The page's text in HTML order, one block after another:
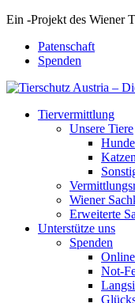
Ein -Projekt des Wiener
Patenschaft
Spenden
Tiervermittlung
Unsere Tiere
Hunde
Katzen
Wiener
Erweiterte
Unterstütze uns
Spenden
Not-